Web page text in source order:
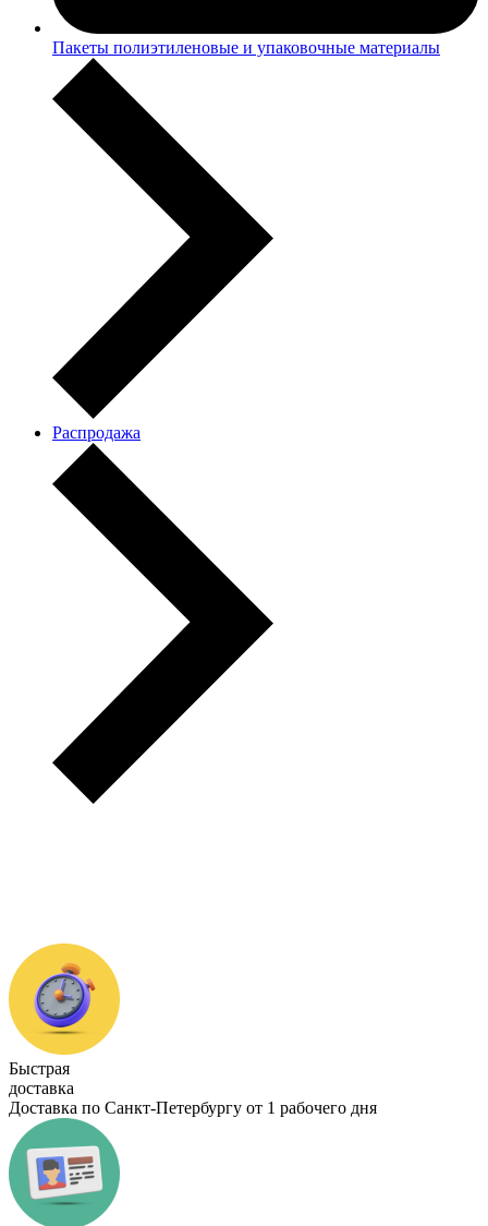
Пакеты полиэтиленовые и упаковочные материалы
Распродажа
Быстрая
доставка
Доставка по Санкт-Петербургу от 1 рабочего дня